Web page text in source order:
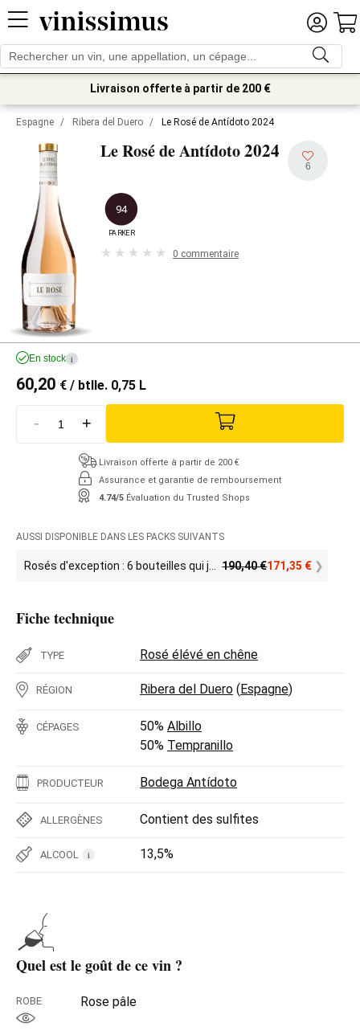
Livraison offerte à partir de 200 €
Espagne / Ribera del Duero / Le Rosé de Antídoto 2024
Le Rosé de Antídoto2024
6
94
PARKER
0 commentaire
En stock i
60,20 € / btlle. 0,75 L
- +
Livraison offerte à partir de 200 €
Assurance et garantie de remboursement
4.74/5 Évaluation du Trusted Shops
AUSSI DISPONIBLE DANS LES PACKS SUIVANTS
190,40€171,35 €
Fiche technique
TYPE Rosé élévé en chêne
RÉGION Ribera del Duero (Espagne)
CÉPAGES 50% Albillo
50% Tempranillo
PRODUCTEUR Bodega Antídoto
ALLERGÈNES Contient des sulfites
ALCOOL i 13,5%
Quel est le goût de ce vin ?
ROBE Rose pâle